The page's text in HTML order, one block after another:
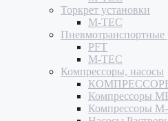
Торкрет установки
M-TEC
Пневмотранспортные
PFT
M-TEC
Компрессоры, насосы
Компрессоры
Компрессоры